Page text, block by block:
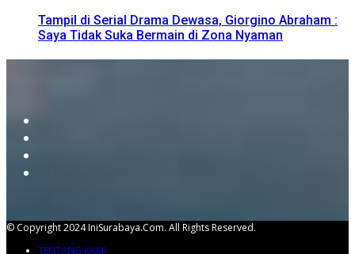
Tampil di Serial Drama Dewasa, Giorgino Abraham :
Saya Tidak Suka Bermain di Zona Nyaman
© Copyright 2024 IniSurabaya.com. All Rights Reserved.
TENTANG KAMI